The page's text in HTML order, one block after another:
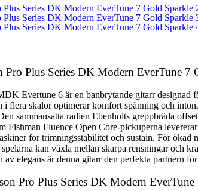
Pro Plus Series DK Modern EverTune 7
Evertune 6 är en banbrytande gitarr
i flera skalor optimerar komfort spänning och
sammansatta radien Ebenholts greppbräda
Fishman Fluence Open Core-pickuperna
för trimningsstabilitet och sustain. För
kan växla mellan skarpa rensningar och
av elegans är denna gitarr den perfekta partnern
Pro Plus Series DK Modern